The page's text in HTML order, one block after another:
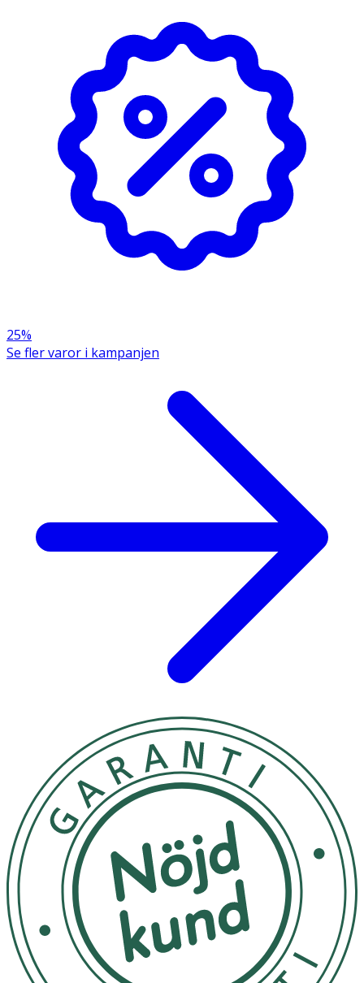
Förvaras i rumstemperatur.
OK för gravida och ammande:
Ingredienser:
Aqua, Glycerin, Caprylic/Capric Triglyceride, Niacinamide,
Squalane, Butylene Glycol, Beta Vulgaris Root Extract,
Hydrolyzed Corn Starch, Dimethicone, Allantoin,
Saccharomyces/Xylinum/Black TEA Ferment, Sodium
Hyaluronate, Panax Ginseng Root Extract, Lactic Acid, P-
Anisic Acid, Tocopherol, Xanthan Gum, Ethylhexylglycerin,
Glycine Soja Oil, Carbomer, Ammonium
Acryloyldimethyltaurate/VP Copolymer, Squalene, Beta-
Sitosterol, Sodium Hydroxide, Phenoxyethanol,
Trimethylcyclopentenyl Methylisopentenol, Beta-
Caryophyllene, Linalyl Acetate, CI 14700
25%
Se fler varor i kampanjen